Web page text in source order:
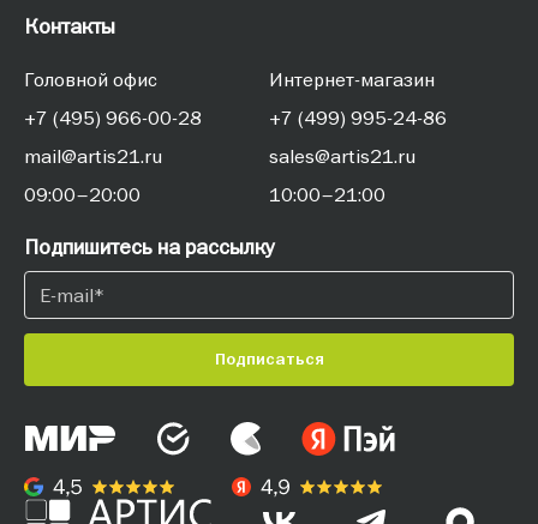
Контакты
Головной офис
+7 (495) 966-00-28
mail@artis21.ru
09:00–20:00
Интернет-магазин
+7 (499) 995-24-86
sales@artis21.ru
10:00–21:00
Подпишитесь на рассылку
Подписаться